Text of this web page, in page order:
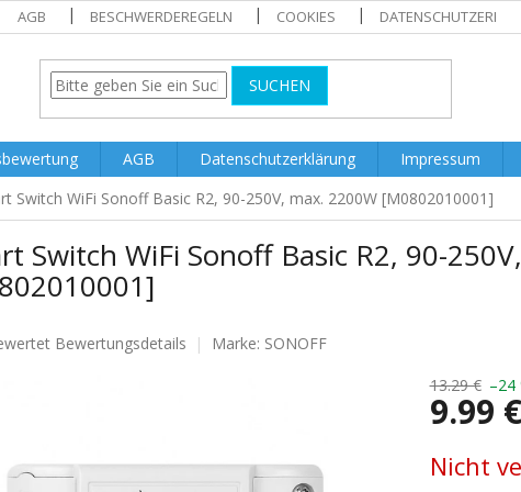
AGB BESCHWERDEREGELN COOKIES
SUCHEN
AGB Datenschutzerklärung Impressum
Switch WiFi Sonoff Basic R2, 90-250V, max. 2200W [M0802010001]
Switch WiFi Sonoff Basic R2, 90-
Bewertungsdetails Marke: SONOFF
13.29 € –24
9.99 €
Nicht